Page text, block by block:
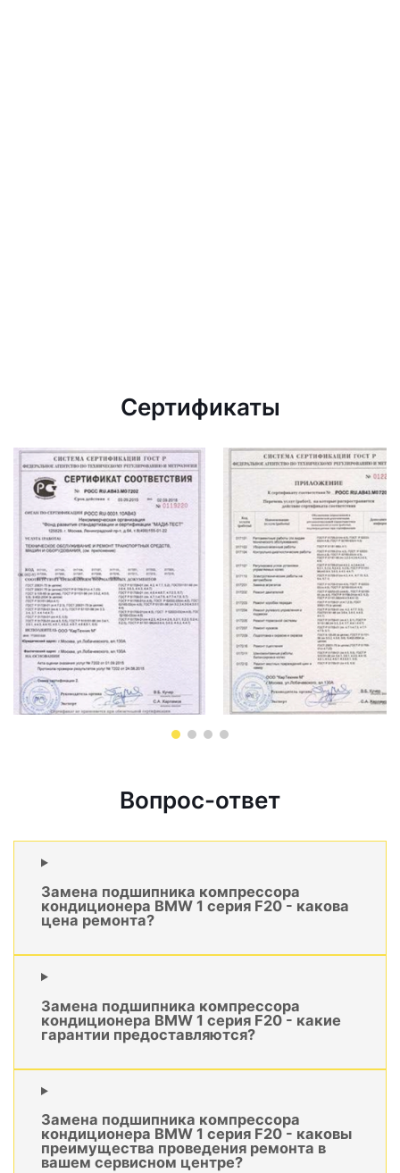
Сертификаты
Вопрос-ответ
Замена подшипника компрессора
кондиционера BMW 1 серия F20 - какова
цена ремонта?
Замена подшипника компрессора
кондиционера BMW 1 серия F20 - какие
гарантии предоставляются?
Замена подшипника компрессора
кондиционера BMW 1 серия F20 - каковы
преимущества проведения ремонта в
вашем сервисном центре?